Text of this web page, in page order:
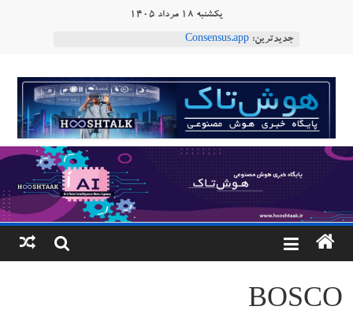
یکشنبه ۱۸ مرداد ۱۴۰۵
جدیدترین: Consensus.app
طبیعی فارسی
ربات «Aru» محصول شرکت فرانسوی Nio
Robotics
ربات T‑800
هوشتاک
پایگاه
خبری
هوش
مصنوعی
BOSCO